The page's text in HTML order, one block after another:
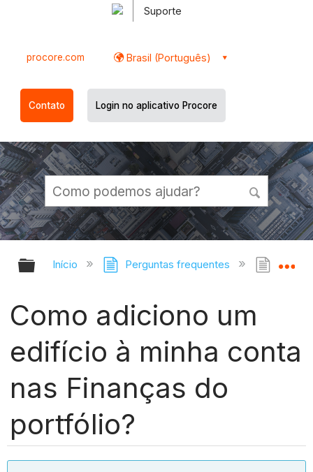
Suporte
procore.com Brasil (Português)
Contato Login no aplicativo Procore
Expandir/recolher hierarquia
Início Perguntas frequentes
Como adiciono um
edifício à minha conta
nas Finanças do
portfólio?